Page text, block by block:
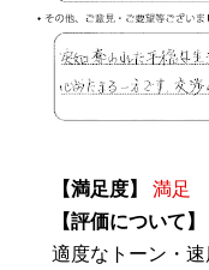
【満足度】
満足
【評価について】
適度なトーン・